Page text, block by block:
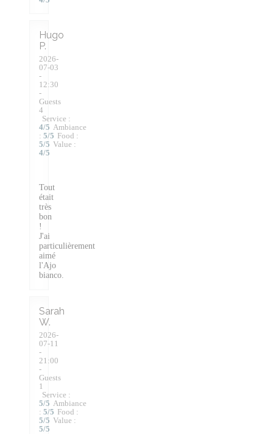
Hugo
P
2026-
07-03
-
12:30
-
Guests
4
Service :
4/5 Ambiance
: 5/5 Food :
5/5 Value :
4/5
Tout
était
très
bon
!
J'ai
particulièrement
aimé
l'Ajo
bianco.
Sarah
W
2026-
07-11
-
21:00
-
Guests
1
Service :
5/5 Ambiance
: 5/5 Food :
5/5 Value :
5/5